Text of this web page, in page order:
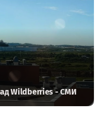
Wildberries - СМИ